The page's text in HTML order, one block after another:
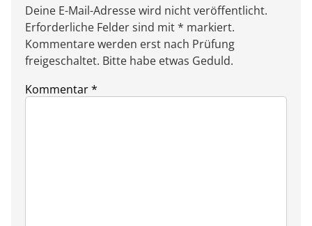
Deine E-Mail-Adresse wird nicht veröffentlicht.
Erforderliche Felder sind mit * markiert.
Kommentare werden erst nach Prüfung
freigeschaltet. Bitte habe etwas Geduld.
Kommentar*